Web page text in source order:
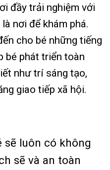
đầy trải nghiệm với
nơi để khám phá.
cho bé những tiếng
bé phát triển toàn
như trí sáng tạo,
giao tiếp xã hội.
sẽ luôn có không
sẽ và an toàn